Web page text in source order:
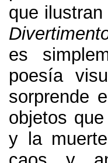
que
es
poesía
sorprende
objetos
y la muerte